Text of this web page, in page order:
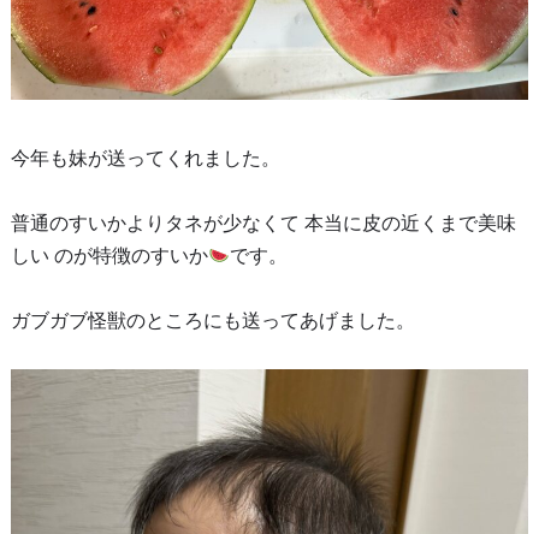
今年も妹が送ってくれました。
普通のすいかよりタネが少なくて 本当に皮の近くまで美味
しい のが特徴のすいか
です。
ガブガブ怪獣のところにも送ってあげました。